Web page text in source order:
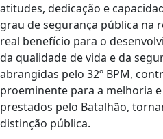
atitudes, dedicação e
grau de segurança pública na
real benefício para o
da qualidade de vida e da
abrangidas pelo 32º BPM,
proeminente para a melhoria
prestados pelo Batalhão,
distinção pública.